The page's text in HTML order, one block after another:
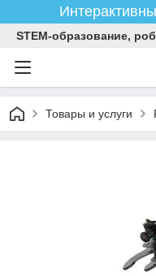
STEM-образование,
Товары и услуги